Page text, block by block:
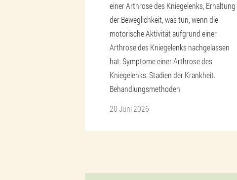
einer Arthrose des Kniegelenks, Erhaltung
der Beweglichkeit, was tun, wenn die
motorische Aktivität aufgrund einer
Arthrose des Kniegelenks nachgelassen
hat. Symptome einer Arthrose des
Kniegelenks. Stadien der Krankheit.
Behandlungsmethoden
20 Juni 2026